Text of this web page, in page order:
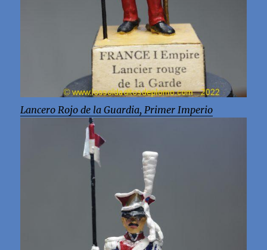
Lancero Rojo de la Guardia, Primer Imperio